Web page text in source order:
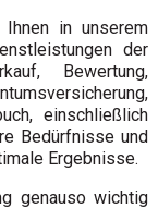
in unserem
der
Bewertung,
einschließlich
Bedürfnisse und
Ergebnisse.
genauso wichtig